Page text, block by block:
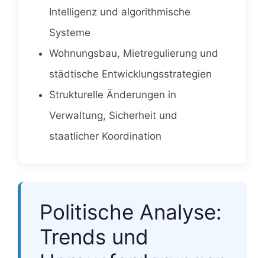
Intelligenz und algorithmische
Systeme
Wohnungsbau, Mietregulierung und
städtische Entwicklungsstrategien
Strukturelle Änderungen in
Verwaltung, Sicherheit und
staatlicher Koordination
Politische Analyse:
Trends und